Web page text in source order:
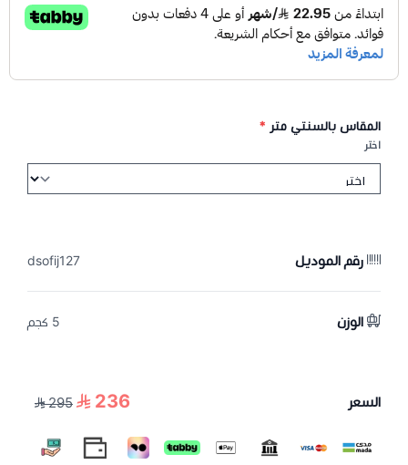
المقاس بالسنتي متر *
اختر
رقم الموديل dsofij127
الوزن 5 كجم
السعر 236
295